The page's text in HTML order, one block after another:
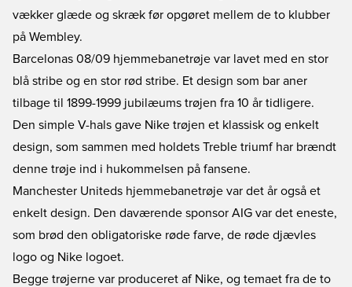
vækker glæde og skræk før opgøret mellem de to klubber
på Wembley.
Barcelonas 08/09 hjemmebanetrøje var lavet med en stor
blå stribe og en stor rød stribe. Et design som bar aner
tilbage til 1899-1999 jubilæums trøjen fra 10 år tidligere.
Den simple V-hals gave Nike trøjen et klassisk og enkelt
design, som sammen med holdets Treble triumf har brændt
denne trøje ind i hukommelsen på fansene.
Manchester Uniteds hjemmebanetrøje var det år også et
enkelt design. Den daværende sponsor AIG var det eneste,
som brød den obligatoriske røde farve, de røde djævles
logo og Nike logoet.
Begge trøjerne var produceret af Nike, og temaet fra de to